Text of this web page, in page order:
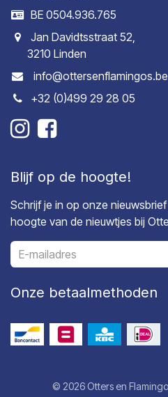
BE 0504.936.765
Jan Davidtsstraat 52,
3210 Linden
info@ottersenflamingos.be
+32 (0)499 29 28 05
Blijf op de hoogte!
Schrijf je in op onze
hoogte van de nieuwtjes bij
Onze betaalmethoden
© 2026 Otters en